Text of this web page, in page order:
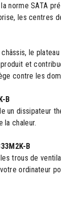
norme SATA
les centres
le
et
contre les
B
un dissipateur
la chaleur.
B
trous de
ordinateur